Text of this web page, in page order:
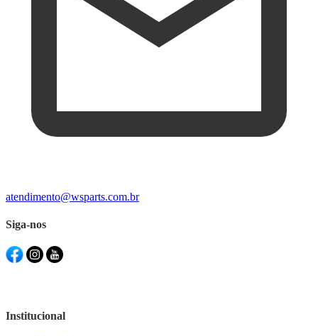
atendimento@wsparts.com.br
Siga-nos
Institucional